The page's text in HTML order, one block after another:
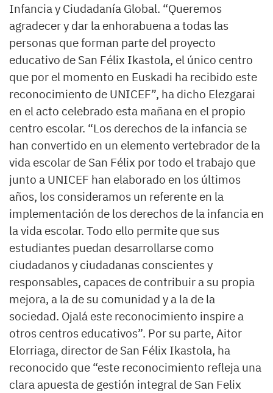
Infancia y Ciudadanía Global. “Queremos
agradecer y dar la enhorabuena a todas las
personas que forman parte del proyecto
educativo de San Félix Ikastola, el único centro
que por el momento en Euskadi ha recibido este
reconocimiento de UNICEF”, ha dicho Elezgarai
en el acto celebrado esta mañana en el propio
centro escolar. “Los derechos de la infancia se
han convertido en un elemento vertebrador de la
vida escolar de San Félix por todo el trabajo que
junto a UNICEF han elaborado en los últimos
años, los consideramos un referente en la
implementación de los derechos de la infancia en
la vida escolar. Todo ello permite que sus
estudiantes puedan desarrollarse como
ciudadanos y ciudadanas conscientes y
responsables, capaces de contribuir a su propia
mejora, a la de su comunidad y a la de la
sociedad. Ojalá este reconocimiento inspire a
otros centros educativos”. Por su parte, Aitor
Elorriaga, director de San Félix Ikastola, ha
reconocido que “este reconocimiento refleja una
clara apuesta de gestión integral de San Felix